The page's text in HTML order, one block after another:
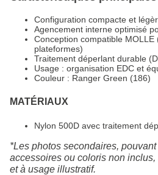
Configuration compacte et
Agencement interne optimisé
Conception compatible MOLLE
plateformes)
Traitement déperlant durable
Usage : organisation EDC et
Couleur : Ranger Green (186)
MATÉRIAUX
Nylon 500D avec traitement
*Les photos secondaires,
accessoires ou coloris non
et à usage illustratif.